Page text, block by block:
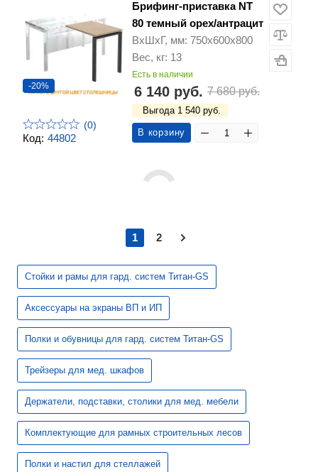
Код: 44802
-20%
(0)
Брифинг-приставка NT
80 темный орех/антрацит
ВхШхГ, мм: 750x600x800
Вес, кг: 13
Есть в наличии
6 140 руб. 7 680 руб.
Выгода 1 540 руб.
В корзину
1 2
Стойки и рамы для гард. систем Титан-GS
Аксессуары на экраны ВП и ИП
Полки и обувницы для гард. систем Титан-GS
Трейзеры для мед. шкафов
Держатели, подставки, столики для мед. мебели
Комплектующие для рамных строительных лесов
Полки и настил для стеллажей